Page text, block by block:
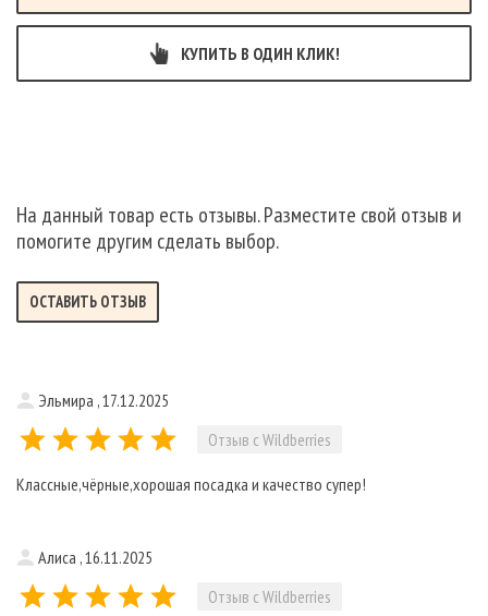
КУПИТЬ В ОДИН КЛИК!
На данный товар есть отзывы. Разместите свой отзыв и
помогите другим сделать выбор.
ОСТАВИТЬ ОТЗЫВ
Эльмира , 17.12.2025
Отзыв с Wildberries
Классные,чёрные,хорошая посадка и качество супер!
Алиса , 16.11.2025
Отзыв с Wildberries